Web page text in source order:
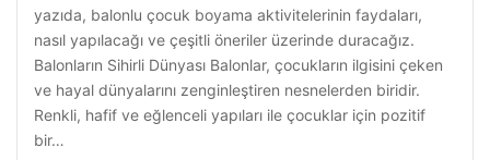
yazıda, balonlu çocuk boyama aktivitelerinin faydaları,
nasıl yapılacağı ve çeşitli öneriler üzerinde duracağız.
Balonların Sihirli Dünyası Balonlar, çocukların ilgisini çeken
ve hayal dünyalarını zenginleştiren nesnelerden biridir.
Renkli, hafif ve eğlenceli yapıları ile çocuklar için pozitif
bir…